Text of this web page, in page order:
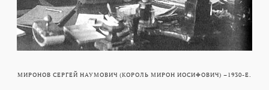
МИРОНОВ СЕРГЕЙ НАУМОВИЧ (КОРОЛЬ МИРОН ИОСИФОВИЧ) –1930-Е.